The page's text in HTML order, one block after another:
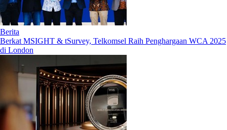
Berita
Berkat MSIGHT & tSurvey, Telkomsel Raih Penghargaan WCA 2025
di London